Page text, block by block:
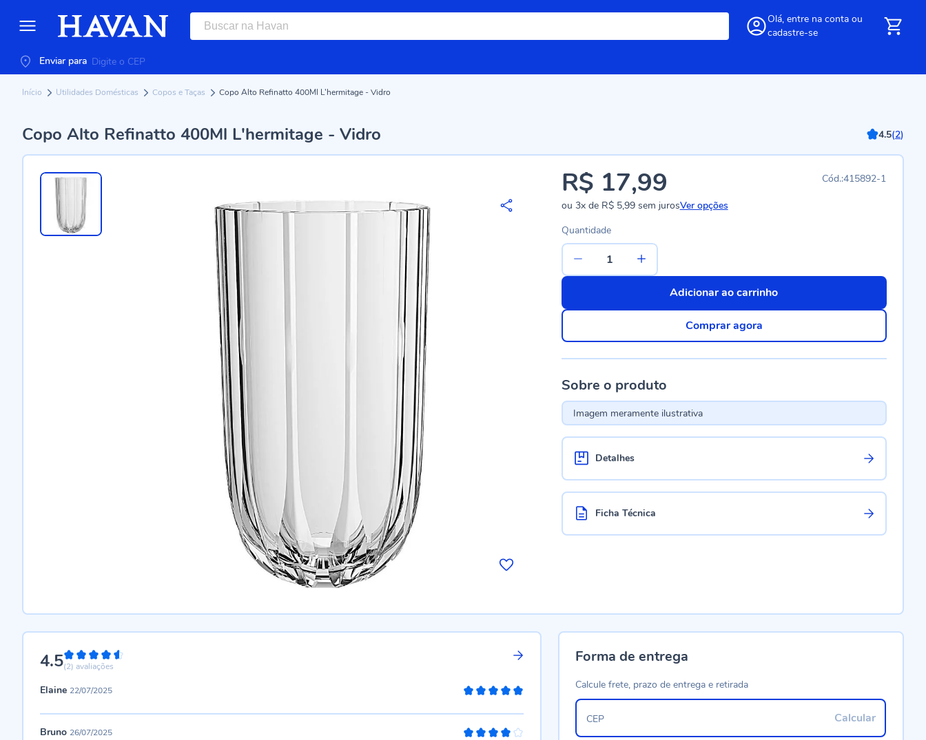
Olá, entre na conta ou
cadastre-se
Enviar para
Início Utilidades Domésticas Copos e Taças Copo Alto Refinatto 400Ml L'hermitage - Vidro
Copo Alto Refinatto 400Ml L'hermitage - Vidro 4.5(2)
415892-1
R$ 17,99
ou 3xde R$ 5,99sem jurosVer opções
Quantidade
Adicionar ao carrinho
Comprar agora
Sobre o produto
Imagem meramente ilustrativa
Detalhes
Ficha Técnica
4.590%
(2) avaliações
Elaine 22/07/2025
Bruno 26/07/2025
Forma de entrega
Calcule frete, prazo de entrega e retirada
Calcular
CEP